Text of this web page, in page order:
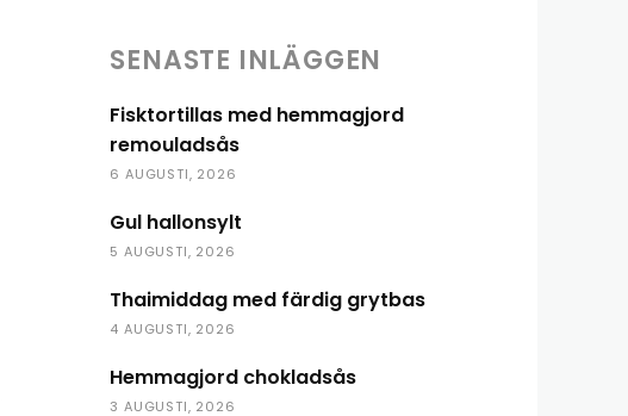
SENASTE INLÄGGEN
Fisktortillas med hemmagjord
remouladsås
6 AUGUSTI, 2026
Gul hallonsylt
5 AUGUSTI, 2026
Thaimiddag med färdig grytbas
4 AUGUSTI, 2026
Hemmagjord chokladsås
3 AUGUSTI, 2026